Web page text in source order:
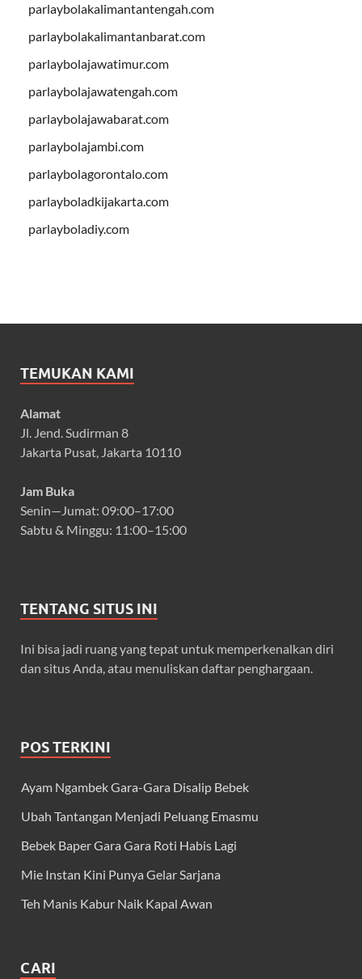
parlaybolakalimantantengah.com
parlaybolakalimantanbarat.com
parlaybolajawatimur.com
parlaybolajawatengah.com
parlaybolajawabarat.com
parlaybolajambi.com
parlaybolagorontalo.com
parlayboladkijakarta.com
parlayboladiy.com
TEMUKAN KAMI
Alamat
Jl. Jend. Sudirman 8
Jakarta Pusat, Jakarta 10110
Jam Buka
Senin—Jumat: 09:00–17:00
Sabtu & Minggu: 11:00–15:00
TENTANG SITUS INI
Ini bisa jadi ruang yang tepat untuk memperkenalkan diri
dan situs Anda, atau menuliskan daftar penghargaan.
POS TERKINI
Ayam Ngambek Gara-Gara Disalip Bebek
Ubah Tantangan Menjadi Peluang Emasmu
Bebek Baper Gara Gara Roti Habis Lagi
Mie Instan Kini Punya Gelar Sarjana
Teh Manis Kabur Naik Kapal Awan
CARI